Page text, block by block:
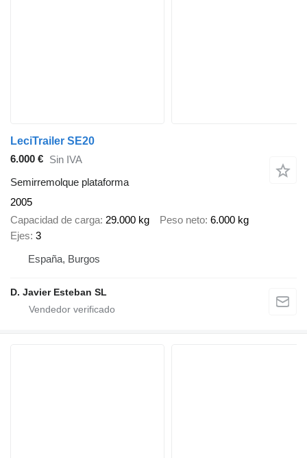
LeciTrailer SE20
6.000 € Sin IVA
Semirremolque plataforma
2005
Capacidad de carga 29.000 kg Peso neto 6.000 kg
Ejes 3
España, Burgos
D. Javier Esteban SL